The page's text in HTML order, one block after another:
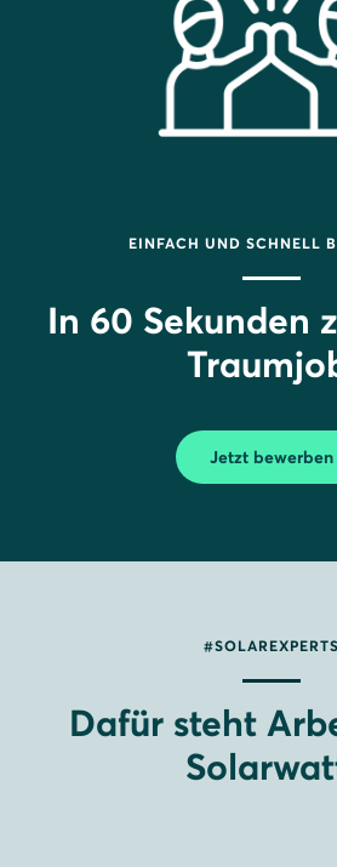
EINFACH UND SCHNELL
In 60 Sekunden
Jetzt bewerben
#SOLAREXPERTS
Dafür steht